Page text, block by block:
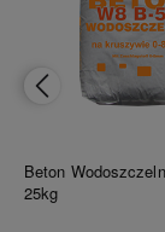
Beton
25kg